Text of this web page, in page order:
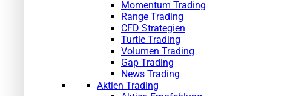
Momentum Trading
Range Trading
CFD Strategien
Turtle Trading
Volumen Trading
Gap Trading
News Trading
Aktien Trading